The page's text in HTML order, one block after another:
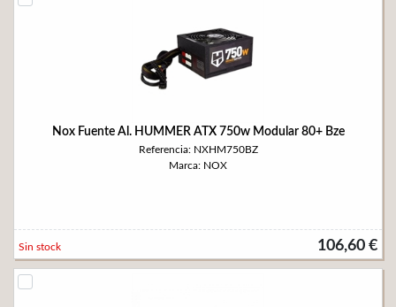
Nox Fuente Al. HUMMER ATX 750w Modular 80+ Bze
Referencia: NXHM750BZ
Marca: NOX
106,60 €
Sin stock